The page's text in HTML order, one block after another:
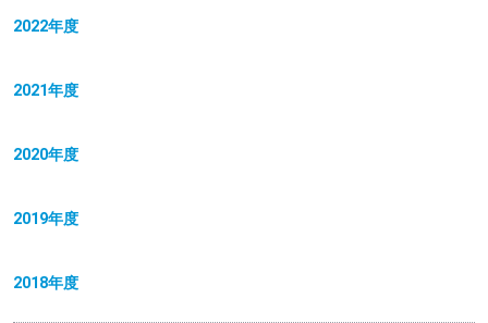
2022年度
2021年度
2020年度
2019年度
2018年度